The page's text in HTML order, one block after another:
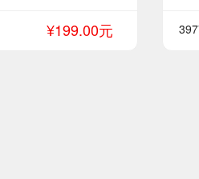
¥199.00元